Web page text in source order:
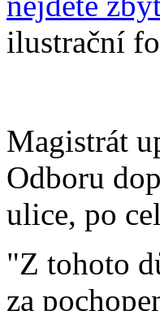
ilustrační
Magistrát
Odboru
ulice, po
"Z tohoto
za